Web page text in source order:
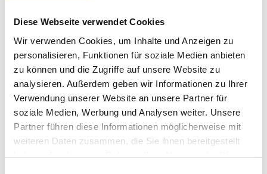
Diese Webseite verwendet Cookies
Wir verwenden Cookies, um Inhalte und Anzeigen zu
personalisieren, Funktionen für soziale Medien anbieten
zu können und die Zugriffe auf unsere Website zu
analysieren. Außerdem geben wir Informationen zu Ihrer
Verwendung unserer Website an unsere Partner für
soziale Medien, Werbung und Analysen weiter. Unsere
Partner führen diese Informationen möglicherweise mit
weiteren Daten zusammen, die Sie ihnen bereitgestellt
Schim­mel­la­bor zur Ver­fü­gung. Hier
haben wir die Mög­lich­keit, alle Schim­
mel­va­ri­an­ten zu ana­ly­sie­ren und zu dif­fe­
ren­zie­ren. So kön­nen wir Ihnen nach
einer er­folg­rei­chen Ana­ly­se mit­tei­len, ob
es sich um ge­sund­heits­ge­fähr­den­de